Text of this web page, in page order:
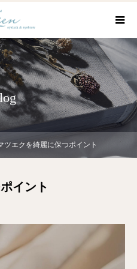
ツエクを綺麗に保つポイント
イント